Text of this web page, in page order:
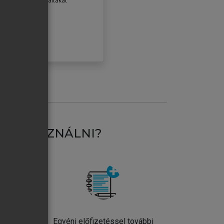
HASZNÁLNI?
Egyéni előfizetéssel további